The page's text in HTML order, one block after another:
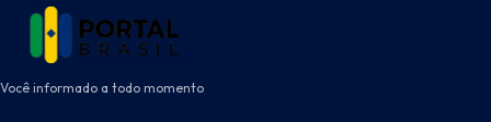
Você informado a todo momento